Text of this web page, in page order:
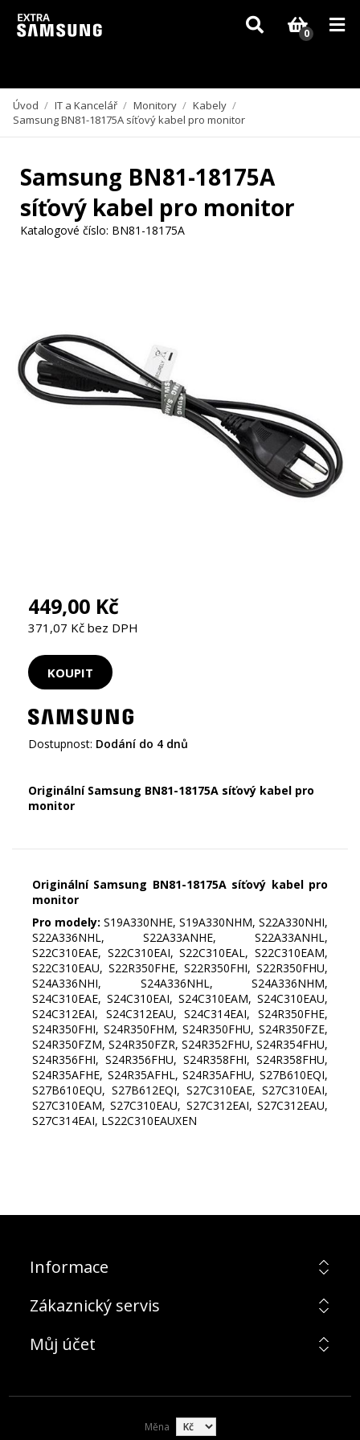
Vzhledem k aktuální situaci se může dodání dílů, které nejsou skladem,
zpozdit. Děkujeme za pochopení.
0
Úvod / IT a Kancelář / Monitory / Kabely /
Samsung BN81-18175A síťový kabel pro monitor
Samsung BN81-18175A
síťový kabel pro monitor
Katalogové číslo: BN81-18175A
449,00 Kč
371,07 Kč bez DPH
Dostupnost: Dodání do 4 dnů
Originální Samsung BN81-18175A síťový kabel pro
monitor
Originální Samsung BN81-18175A síťový kabel pro
monitor
Pro modely: S19A330NHE, S19A330NHM, S22A330NHI,
S22A336NHL, S22A33ANHE, S22A33ANHL,
S22C310EAE, S22C310EAI, S22C310EAL, S22C310EAM,
S22C310EAU, S22R350FHE, S22R350FHI, S22R350FHU,
S24A336NHI, S24A336NHL, S24A336NHM,
S24C310EAE, S24C310EAI, S24C310EAM, S24C310EAU,
S24C312EAI, S24C312EAU, S24C314EAI, S24R350FHE,
S24R350FHI, S24R350FHM, S24R350FHU, S24R350FZE,
S24R350FZM, S24R350FZR, S24R352FHU, S24R354FHU,
S24R356FHI, S24R356FHU, S24R358FHI, S24R358FHU,
S24R35AFHE, S24R35AFHL, S24R35AFHU, S27B610EQI,
S27B610EQU, S27B612EQI, S27C310EAE, S27C310EAI,
S27C310EAM, S27C310EAU, S27C312EAI, S27C312EAU,
S27C314EAI, LS22C310EAUXEN
Informace
Zákaznický servis
Můj účet
Měna